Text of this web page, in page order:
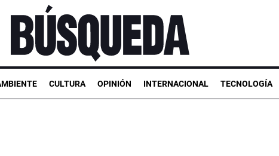
CULTURA OPINIÓN INTERNACIONAL TECNOLOGÍA